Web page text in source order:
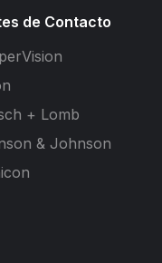
de Contacto
+ Lomb
& Johnson